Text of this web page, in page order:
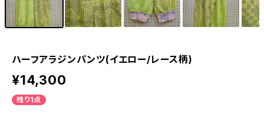
ハーフアラジンパンツ(イエロー/レース柄)
¥14,300
残り1点